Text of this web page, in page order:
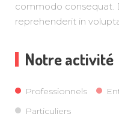
commodo consequat.
reprehenderit in
Notre activité
Professionnels
Particuliers